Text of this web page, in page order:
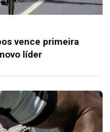
vence primeira
líder